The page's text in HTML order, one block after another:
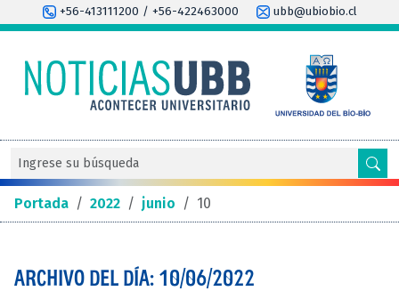
+56-413111200 / +56-422463000 ubb@ubiobio.cl
Portada / 2022 / junio / 10
ARCHIVO DEL DÍA: 10/06/2022